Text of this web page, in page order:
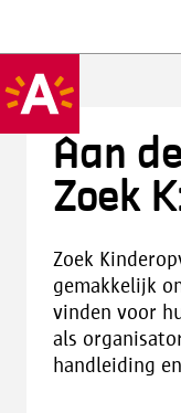
Aan
Zoek
Zoek
gemakkelijk
vinden voor
als
handleiding